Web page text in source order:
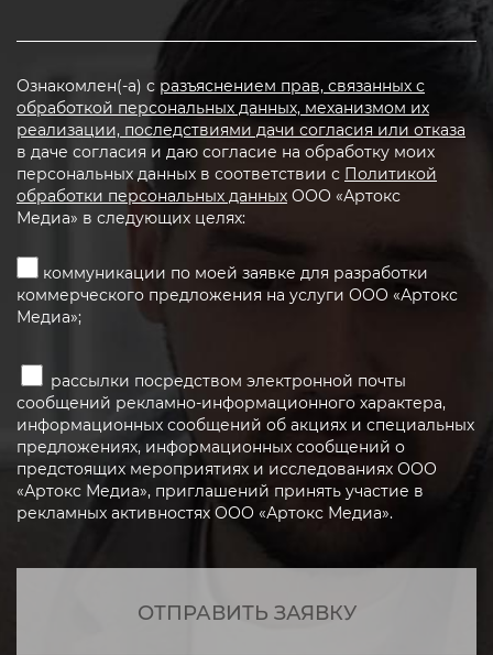
Ознакомлен(-а) с разъяснением прав, связанных с
обработкой персональных данных, механизмом их
реализации, последствиями дачи согласия или отказа
в даче согласия и даю согласие на обработку моих
персональных данных в соответствии с Политикой
обработки персональных данных ООО «Артокс
Медиа» в следующих целях:
коммуникации по моей заявке для разработки
коммерческого предложения на услуги ООО «Артокс
Медиа»;
рассылки посредством электронной почты
сообщений рекламно-информационного характера,
информационных сообщений об акциях и специальных
предложениях, информационных сообщений о
предстоящих мероприятиях и исследованиях ООО
«Артокс Медиа», приглашений принять участие в
рекламных активностях ООО «Артокс Медиа».
ОТПРАВИТЬ ЗАЯВКУ